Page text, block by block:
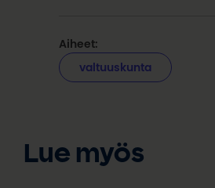
Aiheet:
valtuuskunta
Lue myös